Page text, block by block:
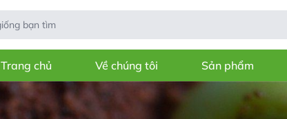
Trang chủ Về chúng tôi Sản phẩm